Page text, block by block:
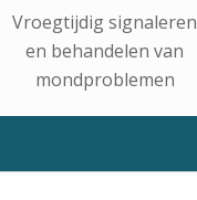
Vroegtijdig signaleren
en behandelen van
mondproblemen